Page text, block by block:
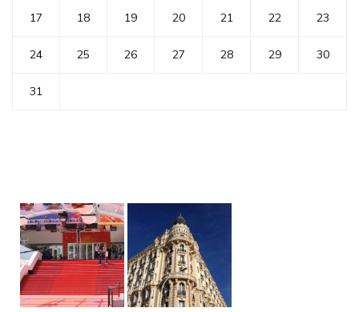
17 18 19 20 21 22 23
24 25 26 27 28 29 30
31